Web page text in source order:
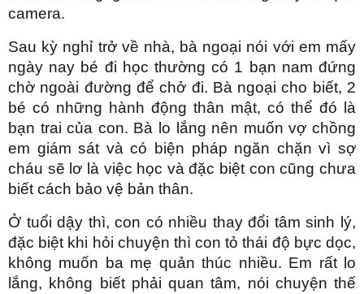
camera.
Sau kỳ nghỉ trở về nhà, bà ngoại nói với em mấy
ngày nay bé đi học thường có 1 bạn nam đứng
chờ ngoài đường để chở đi. Bà ngoại cho biết, 2
bé có những hành động thân mật, có thể đó là
bạn trai của con. Bà lo lắng nên muốn vợ chồng
em giám sát và có biện pháp ngăn chặn vì sợ
cháu sẽ lơ là việc học và đặc biệt con cũng chưa
biết cách bảo vệ bản thân.
Ở tuổi dậy thì, con có nhiều thay đổi tâm sinh lý,
đặc biệt khi hỏi chuyện thì con tỏ thái độ bực dọc,
không muốn ba mẹ quản thúc nhiều. Em rất lo
lắng, không biết phải quan tâm, nói chuyện thế